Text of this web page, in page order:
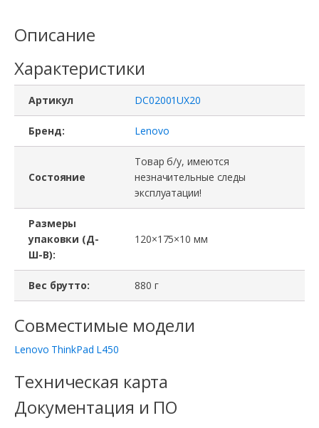
Описание
Характеристики
Артикул DC02001UX20
Бренд: Lenovo
Состояние
Товар б/у, имеются
незначительные следы
эксплуатации!
Размеры
упаковки (Д-
Ш-В):
120×175×10 мм
Вес брутто: 880 г
Совместимые модели
Lenovo ThinkPad L450
Техническая карта
Документация и ПО